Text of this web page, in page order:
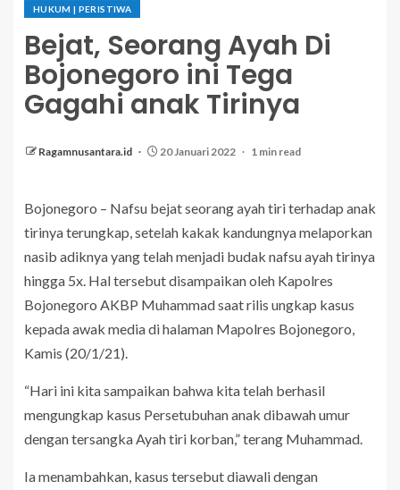
HUKUM | PERISTIWA
Bejat, Seorang Ayah Di
Bojonegoro ini Tega
Gagahi anak Tirinya
Ragamnusantara.id 20 Januari 2022 1 min read
Bojonegoro – Nafsu bejat seorang ayah tiri terhadap anak
tirinya terungkap, setelah kakak kandungnya melaporkan
nasib adiknya yang telah menjadi budak nafsu ayah tirinya
hingga 5x. Hal tersebut disampaikan oleh Kapolres
Bojonegoro AKBP Muhammad saat rilis ungkap kasus
kepada awak media di halaman Mapolres Bojonegoro,
Kamis (20/1/21).
“Hari ini kita sampaikan bahwa kita telah berhasil
mengungkap kasus Persetubuhan anak dibawah umur
dengan tersangka Ayah tiri korban,” terang Muhammad.
Ia menambahkan, kasus tersebut diawali dengan